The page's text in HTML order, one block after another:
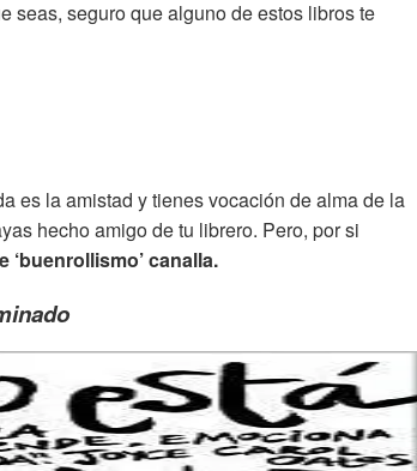
seas, seguro que alguno de estos libros te
es la amistad y tienes vocación de alma de la
hecho amigo de tu librero. Pero, por si
‘buenrollismo’ canalla.